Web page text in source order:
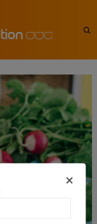
×